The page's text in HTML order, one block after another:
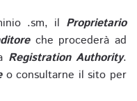
.sm, il Proprietario
che procederà ad
Registration Authority.
o consultarne il sito per